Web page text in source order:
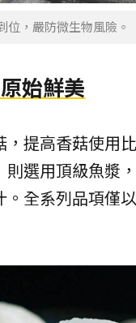
，嚴防微生物風險。
始鮮美
，提高香菇使用
選用頂級魚漿
全系列品項僅